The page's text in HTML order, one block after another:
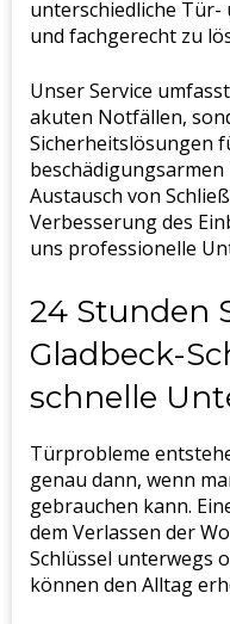
unterschiedliche Tür-
und fachgerecht zu
Unser Service
akuten Notfällen,
Sicherheitslösungen
Austausch von
Verbesserung des
uns professionelle
24 Stunden
Gladbeck-
schnelle
Türprobleme
genau dann, wenn
gebrauchen kann.
dem Verlassen der
Schlüssel unterwegs
können den Alltag